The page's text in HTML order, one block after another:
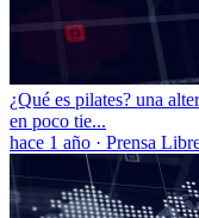
¿Qué es pilates? una
en poco tie...
hace 1 año · Prensa